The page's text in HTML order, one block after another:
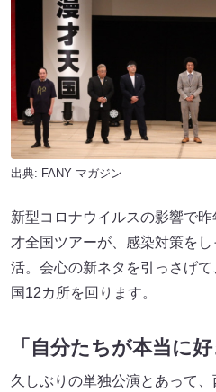
出典: FANY マガジン
新型コロナウイルスの影響で
才全国ツアーが、感染対策を
活。会心の新ネタを引っさげ
国12カ所を回ります。
「自分たちが本当に
久しぶりの単独公演とあって